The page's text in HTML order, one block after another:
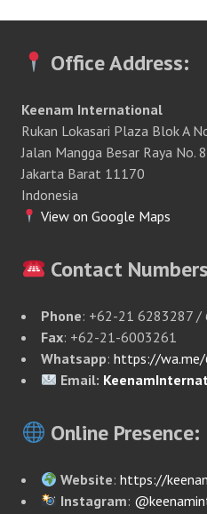
Office Address:
Keenam International
Rukan Lokasari Plaza Blok A
Jalan Mangga Besar Raya No.
Jakarta Barat 11170
Indonesia
View on Google Maps
Contact
Phone: +62-21 6283287 /
Fax: +62-21-6003261
Whatsapp: https://
Email:
Online Presence:
Website:https://
Instagram: